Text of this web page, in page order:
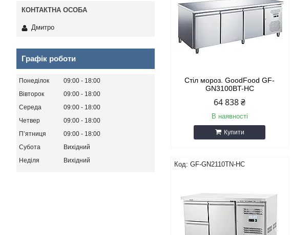
Стіл мороз. GoodFood GF-
GN3100BT-HC
64 838 ₴
В наявності
Купити
GF-GN2110TN-HC
Дмитро
Графік роботи
Понеділок 09:00
18:00
Вівторок
09:00
18:00
Середа
09:00
18:00
Четвер
09:00
18:00
Пʼятниця
09:00
18:00
Субота
Вихідний
Неділя
Вихідний